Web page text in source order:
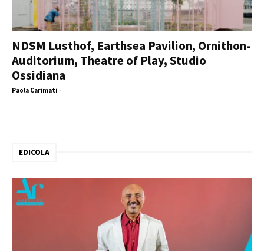
NDSM Lusthof, Earthsea Pavilion, Ornithon-
Auditorium, Theatre of Play, Studio
Ossidiana
Paola Carimati -
EDICOLA